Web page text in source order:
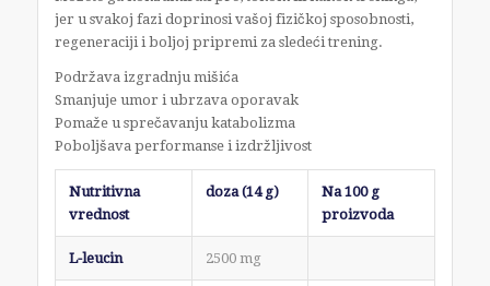
jer u svakoj fazi doprinosi vašoj fizičkoj sposobnosti,
regeneraciji i boljoj pripremi za sledeći trening.
Podržava izgradnju mišića
Smanjuje umor i ubrzava oporavak
Pomaže u sprečavanju katabolizma
Poboljšava performanse i izdržljivost
Nutritivna
vrednost
doza (14 g)
Na 100 g
proizvoda
L-leucin 2500 mg